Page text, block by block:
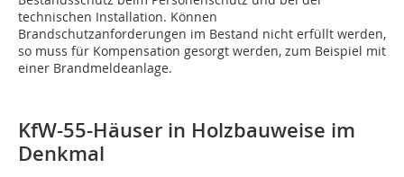
technischen Installation. Können
Brandschutzanforderungen im Bestand nicht erfüllt werden,
so muss für Kompensation gesorgt werden, zum Beispiel mit
einer Brandmeldeanlage.
KfW-55-Häuser in Holzbauweise im
Denkmal